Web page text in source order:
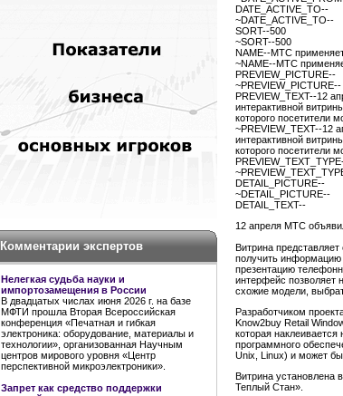
Комментарии экспертов
Нелегкая судьба науки и
импортозамещения в России
В двадцатых числах июня 2026 г. на базе
МФТИ прошла Вторая Всероссийская
конференция «Печатная и гибкая
электроника: оборудование, материалы и
технологии», организованная Научным
центров мирового уровня «Центр
перспективной микроэлектроники».
Запрет как средство поддержки
DATE_ACTIVE_TO--
~DATE_ACTIVE_TO--
SORT--500
~SORT--500
NAME--МТС
~NAME--МТС
PREVIEW_PICTURE--
~PREVIEW_PICTURE--
PREVIEW_TEXT--12
интерактивной
которого посетители
~PREVIEW_TEXT--12
интерактивной
которого посетители
DETAIL_PICTURE--
~DETAIL_PICTURE--
DETAIL_TEXT--
12 апреля МТС
Витрина
получить информацию
презентацию
интерфейс позволяет
схожие модели,
Разработчиком
Know2buy Retail
которая наклеивается
программного
Unix, Linux) и может
Витрина установлена
Теплый Стан».